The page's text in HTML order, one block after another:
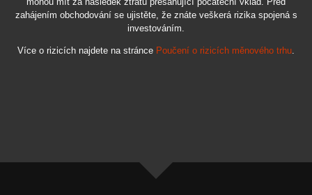
zahájením obchodování se ujistěte, že znáte veškerá rizika spojená s
investováním.
Více o rizicích najdete na stránce Poučení o rizicích měnového trhu.